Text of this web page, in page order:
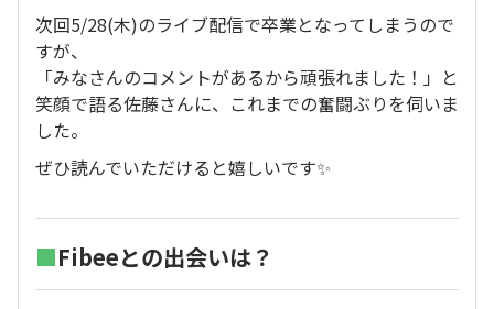
次回5/28(木)のライブ配信で卒業となってしまうので
すが、
「みなさんのコメントがあるから頑張れました！」と
笑顔で語る佐藤さんに、これまでの奮闘ぶりを伺いま
した。
ぜひ読んでいただけると嬉しいです✨
■Fibeeとの出会いは？